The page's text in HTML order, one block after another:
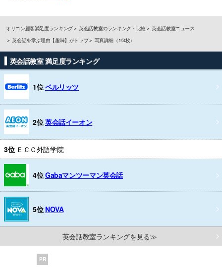
オリコン顧客満足度ランキング 英会話教室のランキング・比較
英会話教室ニュース
英会話を学ぶ理由【趣味】がトップ
写真詳細（1/3枚）
英会話教室 満足度ランキング
1位ベルリッツ
2位英会話イーオン
3位 ＥＣＣ外語学院
4位Gabaマンツーマン英会話
5位 NOVA
英会話教室ランキングを見る≫
PR